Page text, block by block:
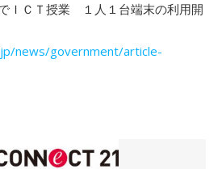
ＩＣＴ授業 １人１台端末の利用開
news/government/article-